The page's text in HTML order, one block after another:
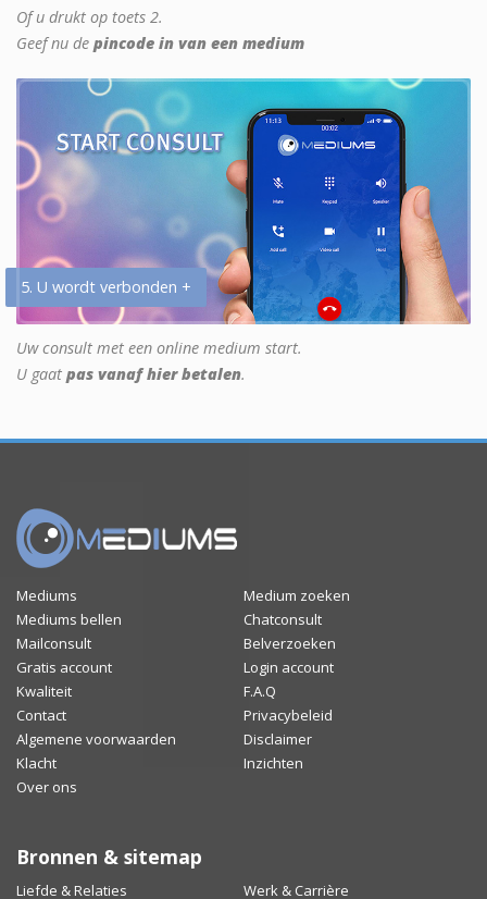
Of u drukt op toets 2.
Geef nu de pincode in van een medium
5. U wordt verbonden +
Uw consult met een online medium start.
U gaat pas vanaf hier betalen.
Mediums
Medium zoeken
Mediums bellen
Chatconsult
Mailconsult
Belverzoeken
Gratis account
Login account
Kwaliteit
F.A.Q
Contact
Privacybeleid
Algemene voorwaarden
Disclaimer
Klacht
Inzichten
Over ons
Bronnen & sitemap
Liefde & Relaties Werk & Carrière